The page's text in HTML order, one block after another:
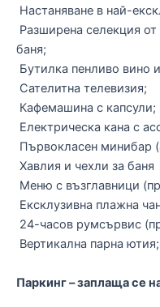
Настаняване в най-
Разширена селекция
баня;
Бутилка пенливо вино
Сателитна телевизия;
Кафемашина с капсули;
Електрическа кана с
Първокласен минибар
Хавлия и чехли за баня
Меню с възглавници
Ексклузивна плажна
24-часов румсървис
Вертикална парна ютия;
Паркинг – заплаща се